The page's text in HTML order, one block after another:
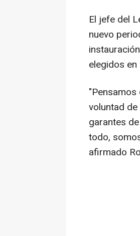
El jefe del
nuevo
elegidos
voluntad
garantes
todo,
afirmado